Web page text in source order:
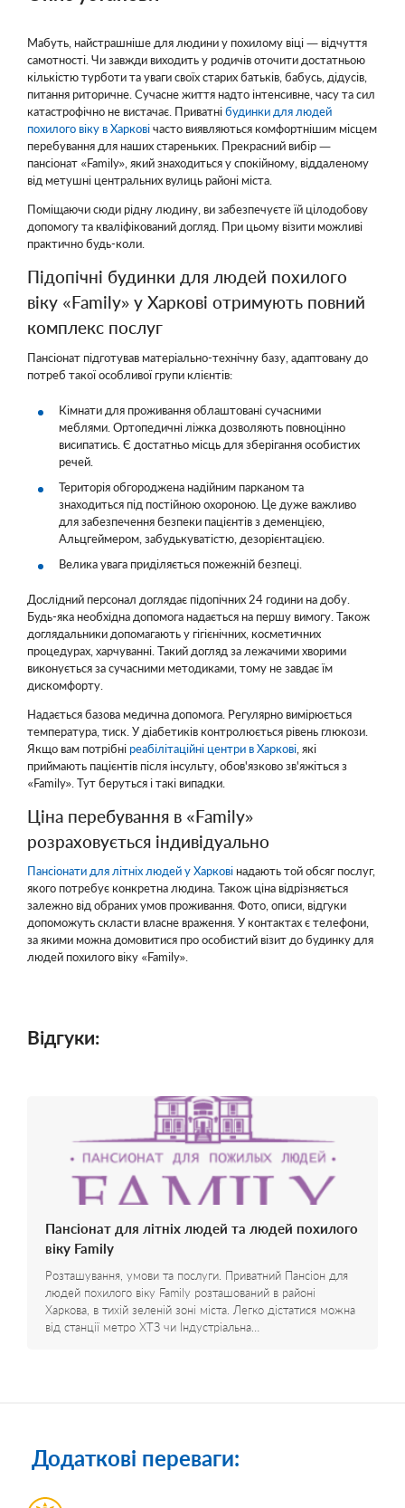
Мабуть, найстрашніше для людини у похилому віці — відчуття
самотності. Чи завжди виходить у родичів оточити достатньою
кількістю турботи та уваги своїх старих батьків, бабусь, дідусів,
питання риторичне. Сучасне життя надто інтенсивне, часу та сил
катастрофічно не вистачає. Приватнібудинки для людей
похилого віку в Харковічасто виявляються комфортнішим місцем
перебування для наших стареньких. Прекрасний вибір —
пансіонат «Family», який знаходиться у спокійному, віддаленому
від метушні центральних вулиць районі міста.
Поміщаючи сюди рідну людину, ви забезпечуєте їй цілодобову
допомогу та кваліфікований догляд. При цьому візити можливі
практично будь-коли.
Підопічні будинки для людей похилого
віку «Family» у Харкові отримують повний
комплекс послуг
Пансіонат підготував матеріально-технічну базу, адаптовану до
потреб такої особливої групи клієнтів:
Кімнати для проживання облаштовані сучасними
меблями. Ортопедичні ліжка дозволяють повноцінно
висипатись. Є достатньо місць для зберігання особистих
речей.
Територія обгороджена надійним парканом та
знаходиться під постійною охороною. Це дуже важливо
для забезпечення безпеки пацієнтів з деменцією,
Альцгеймером, забудькуватістю, дезорієнтацією.
Велика увага приділяється пожежній безпеці.
Дослідний персонал доглядає підопічних 24 години на добу.
Будь-яка необхідна допомога надається на першу вимогу. Також
доглядальники допомагають у гігієнічних, косметичних
процедурах, харчуванні. Такий догляд за лежачими хворими
виконується за сучасними методиками, тому не завдає їм
дискомфорту.
Надається базова медична допомога. Регулярно вимірюється
температура, тиск. У діабетиків контролюється рівень глюкози.
Якщо вам потрібні реабілітаційні центри в Харкові , які
приймають пацієнтів після інсульту, обов'язково зв'яжіться з
«Family». Тут беруться і такі випадки.
Ціна перебування в «Family»
розраховується індивідуально
Пансіонати для літніх людей у Харкові надають той обсяг послуг,
якого потребує конкретна людина. Також ціна відрізняється
залежно від обраних умов проживання. Фото, описи, відгуки
допоможуть скласти власне враження. У контактах є телефони,
за якими можна домовитися про особистий візит до будинку для
людей похилого віку «Family».
Відгуки:
Пансіонат для літніх людей та людей похилого
віку Family
Розташування, умови та послуги. Приватний Пансіон для
людей похилого віку Family розташований в районі
Харкова, в тихій зеленій зоні міста. Легко дістатися можна
від станції метро ХТЗ чи Індустріальна…
Додаткові переваги: